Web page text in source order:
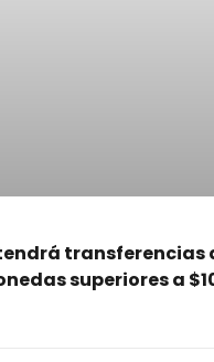
transferencias
superiores a